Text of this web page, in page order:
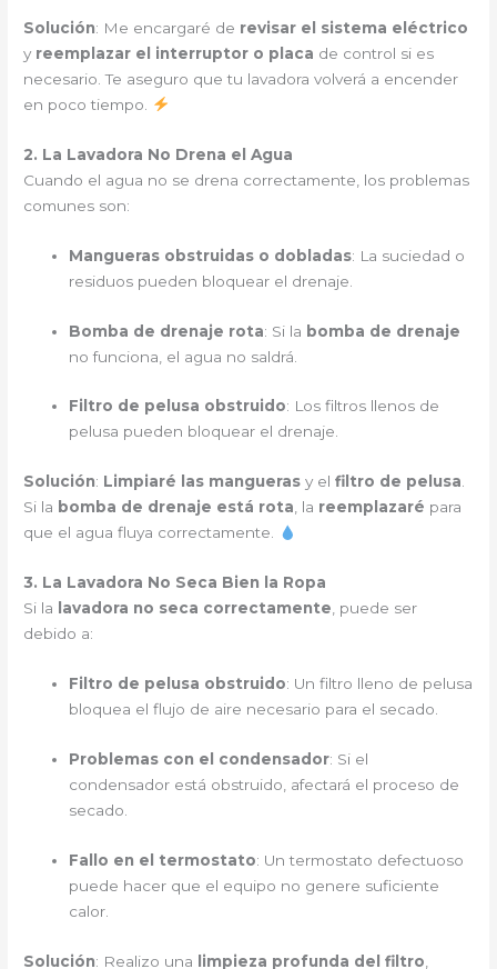
Solución: Me encargaré de revisar el sistema eléctrico
y reemplazar el interruptor o placa de control si es
necesario. Te aseguro que tu lavadora volverá a encender
en poco tiempo.
2. La Lavadora No Drena el Agua
Cuando el agua no se drena correctamente, los problemas
comunes son:
Mangueras obstruidas o dobladas: La suciedad o
residuos pueden bloquear el drenaje.
Bomba de drenaje rota: Si la bomba de drenaje
no funciona, el agua no saldrá.
Filtro de pelusa obstruido: Los filtros llenos de
pelusa pueden bloquear el drenaje.
Solución: Limpiaré las mangueras y elfiltro de pelusa.
Si la bomba de drenaje está rota, la reemplazaré para
que el agua fluya correctamente.
3. La Lavadora No Seca Bien la Ropa
Si la
lavadora no seca correctamente , puede ser
debido a:
Filtro de pelusa obstruido: Un filtro lleno de pelusa
bloquea el flujo de aire necesario para el secado.
Problemas con el condensador: Si el
condensador está obstruido, afectará el proceso de
secado.
Fallo en el termostato: Un termostato defectuoso
puede hacer que el equipo no genere suficiente
calor.
Solución: Realizo una limpieza profunda del filtro